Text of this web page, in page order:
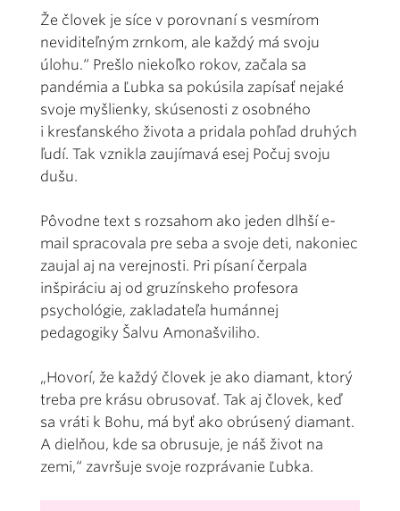
Že človek je síce v porovnaní s vesmírom
neviditeľným zrnkom, ale každý má svoju
úlohu.“ Prešlo niekoľko rokov, začala sa
pandémia a Ľubka sa pokúsila zapísať nejaké
svoje myšlienky, skúsenosti z osobného
i kresťanského života a pridala pohľad druhých
ľudí. Tak vznikla zaujímavá esej Počuj svoju
dušu.
Pôvodne text s rozsahom ako jeden dlhší e-
mail spracovala pre seba a svoje deti, nakoniec
zaujal aj na verejnosti. Pri písaní čerpala
inšpiráciu aj od gruzínskeho profesora
psychológie, zakladateľa humánnej
pedagogiky Šalvu Amonašviliho.
„Hovorí, že každý človek je ako diamant, ktorý
treba pre krásu obrusovať. Tak aj človek, keď
sa vráti k Bohu, má byť ako obrúsený diamant.
A dielňou, kde sa obrusuje, je náš život na
zemi,“ završuje svoje rozprávanie Ľubka.